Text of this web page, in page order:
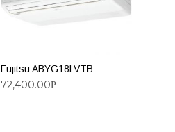
Fujitsu ABYG18LVTB
72,400.00Р